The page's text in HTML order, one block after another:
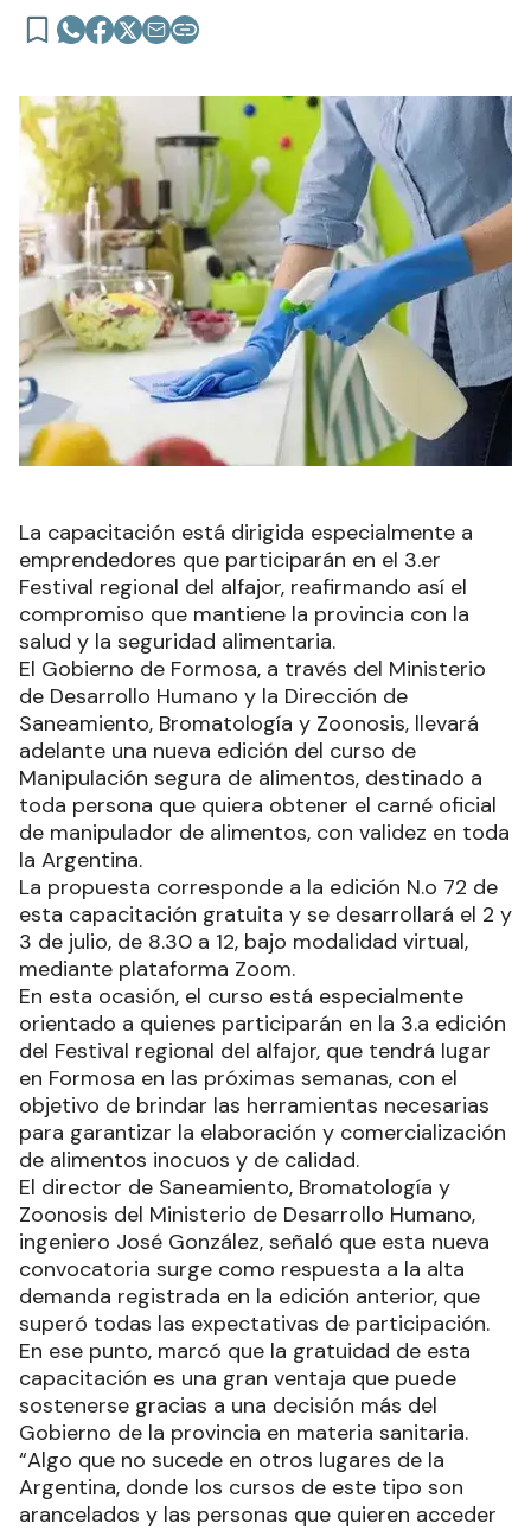
La capacitación está dirigida especialmente a
emprendedores que participarán en el 3.er
Festival regional del alfajor, reafirmando así el
compromiso que mantiene la provincia con la
salud y la seguridad alimentaria.
El Gobierno de Formosa, a través del Ministerio
de Desarrollo Humano y la Dirección de
Saneamiento, Bromatología y Zoonosis, llevará
adelante una nueva edición del curso de
Manipulación segura de alimentos, destinado a
toda persona que quiera obtener el carné oficial
de manipulador de alimentos, con validez en toda
la Argentina.
La propuesta corresponde a la edición N.o 72 de
esta capacitación gratuita y se desarrollará el 2 y
3 de julio, de 8.30 a 12, bajo modalidad virtual,
mediante plataforma Zoom.
En esta ocasión, el curso está especialmente
orientado a quienes participarán en la 3.a edición
del Festival regional del alfajor, que tendrá lugar
en Formosa en las próximas semanas, con el
objetivo de brindar las herramientas necesarias
para garantizar la elaboración y comercialización
de alimentos inocuos y de calidad.
El director de Saneamiento, Bromatología y
Zoonosis del Ministerio de Desarrollo Humano,
ingeniero José González, señaló que esta nueva
convocatoria surge como respuesta a la alta
demanda registrada en la edición anterior, que
superó todas las expectativas de participación.
En ese punto, marcó que la gratuidad de esta
capacitación es una gran ventaja que puede
sostenerse gracias a una decisión más del
Gobierno de la provincia en materia sanitaria.
“Algo que no sucede en otros lugares de la
Argentina, donde los cursos de este tipo son
arancelados y las personas que quieren acceder